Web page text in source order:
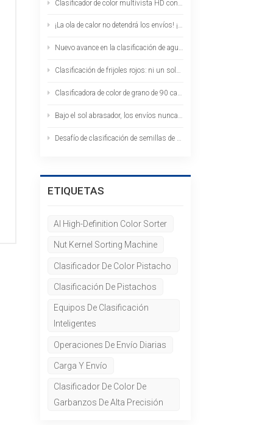
Clasificador de color multivista HD con IA | Clasificación de pistachos desde todos los ángulos y sin puntos ciegos
¡La ola de calor no detendrá los envíos! ¡Las clasificadoras de color HAWIT se envían al extranjero en grandes cantidades!
Nuevo avance en la clasificación de agujeros de gusano: las lentes cruzadas permiten la obtención de imágenes multiángulo: un paso equivale a dos.
Clasificación de frijoles rojos: ni un solo frijol de agujero de gusano queda: el clasificador de color de aprendizaje profundo con IA ataca con precisión.
Clasificadora de color de grano de 90 canales --- Clasificación de colza: Alto rendimiento, alta precisión, captura de granos descoloridos e impurezas de una sola vez.
Bajo el sol abrasador, los envíos nunca se detienen: 39 clasificadoras de color están listas para partir hacia el extranjero.
Desafío de clasificación de semillas de girasol: ¿Cómo resolver el problema de los agujeros de gusano y las manchas blancas? El clasificador de colores con IA proporciona la respuesta.
ETIQUETAS
AI High-Definition Color Sorter
Nut Kernel Sorting Machine
Clasificador De Color Pistacho
Clasificación De Pistachos
Equipos De Clasificación
Inteligentes
Operaciones De Envío Diarias
Carga Y Envío
Clasificador De Color De
Garbanzos De Alta Precisión